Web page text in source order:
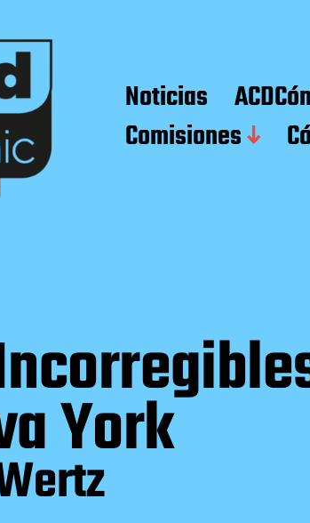
Noticias
Comisiones
York